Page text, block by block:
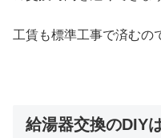
工賃も標準工事で済むの
給湯器交換のDIY